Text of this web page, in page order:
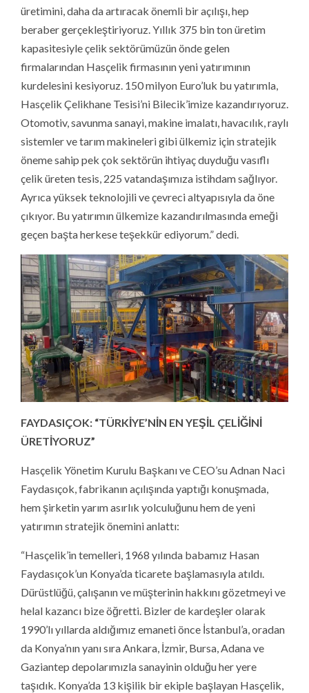
üretimini, daha da artıracak önemli bir açılışı, hep
beraber gerçekleştiriyoruz. Yıllık 375 bin ton üretim
kapasitesiyle çelik sektörümüzün önde gelen
firmalarından Hasçelik firmasının yeni yatırımının
kurdelesini kesiyoruz. 150 milyon Euro’luk bu yatırımla,
Hasçelik Çelikhane Tesisi’ni Bilecik’imize kazandırıyoruz.
Otomotiv, savunma sanayi, makine imalatı, havacılık, raylı
sistemler ve tarım makineleri gibi ülkemiz için stratejik
öneme sahip pek çok sektörün ihtiyaç duyduğu vasıflı
çelik üreten tesis, 225 vatandaşımıza istihdam sağlıyor.
Ayrıca yüksek teknolojili ve çevreci altyapısıyla da öne
çıkıyor. Bu yatırımın ülkemize kazandırılmasında emeği
geçen başta herkese teşekkür ediyorum.” dedi.
FAYDASIÇOK: “TÜRKİYE’NİN EN YEŞİL ÇELİĞİNİ
ÜRETİYORUZ”
Hasçelik Yönetim Kurulu Başkanı ve CEO’su Adnan Naci
Faydasıçok, fabrikanın açılışında yaptığı konuşmada,
hem şirketin yarım asırlık yolculuğunu hem de yeni
yatırımın stratejik önemini anlattı:
“Hasçelik’in temelleri, 1968 yılında babamız Hasan
Faydasıçok’un Konya’da ticarete başlamasıyla atıldı.
Dürüstlüğü, çalışanın ve müşterinin hakkını gözetmeyi ve
helal kazancı bize öğretti. Bizler de kardeşler olarak
1990’lı yıllarda aldığımız emaneti önce İstanbul’a, oradan
da Konya’nın yanı sıra Ankara, İzmir, Bursa, Adana ve
Gaziantep depolarımızla sanayinin olduğu her yere
taşıdık. Konya’da 13 kişilik bir ekiple başlayan Hasçelik,